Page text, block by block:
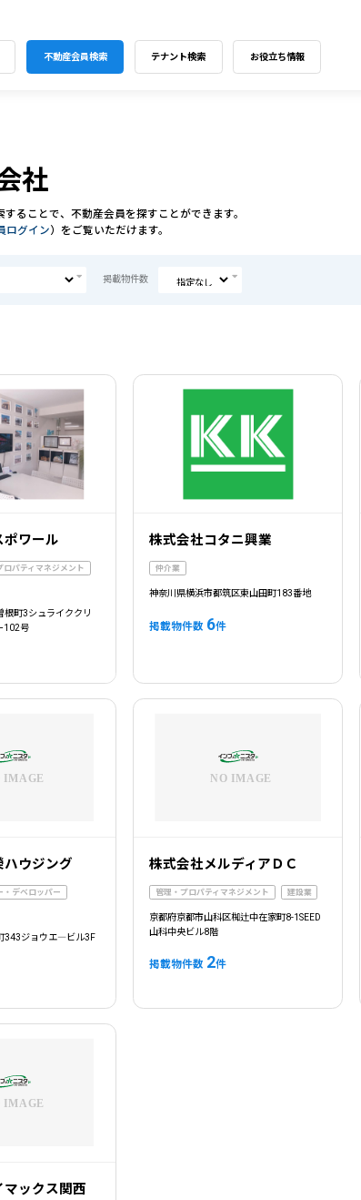
不動産会員検索 テナント検索 お役立ち情報
社
ることで、不動産会員を探すことができます。
ログイン）をご覧いただけます。
掲載物件数
ポワール
ロパティマネジメント
根町3シュライククリ
102号
株式会社コタニ興業
仲介業
神奈川県横浜市都筑区東山田町183番地
掲載物件数 6件
ウジング
・デベロッパー
343ジョウエ―ビル3F
株式会社メルディアＤＣ
管理・プロパティマネジメント 建設業
京都府京都市山科区椥辻中在家町8-1SEED
山科中央ビル8階
掲載物件数 2件
ックス関西